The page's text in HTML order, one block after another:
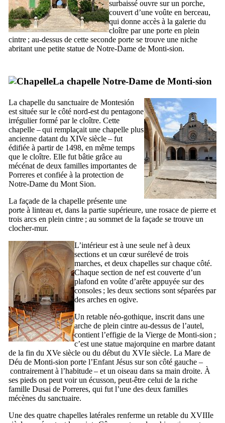
surbaissé ouvre sur un porche,
couvert d’une voûte en berceau,
qui donne accès à la galerie du
cloître par une porte en plein
cintre ; au-dessus de cette seconde porte se trouve une niche
abritant une petite statue de Notre-Dame de Monti-sion.
La chapelle Notre-Dame de Monti-sion
La chapelle du sanctuaire de Montesión
est située sur le côté nord-est du pentagone
irrégulier formé par le cloître. Cette
chapelle – qui remplaçait une chapelle plus
ancienne datant du XIVe siècle – fut
édifiée à partir de 1498, en même temps
que le cloître. Elle fut bâtie grâce au
mécénat de deux familles importantes de
Porreres et confiée à la protection de
Notre-Dame du Mont Sion.
La façade de la chapelle présente une
porte à linteau et, dans la partie supérieure, une rosace de pierre et
trois arcs en plein cintre ; au sommet de la façade se trouve un
clocher-mur.
L’intérieur est à une seule nef à deux
sections et un cœur surélevé de trois
marches, et deux chapelles sur chaque côté.
Chaque section de nef est couverte d’un
plafond en voûte d’arête appuyée sur des
consoles ; les deux sections sont séparées par
des arches en ogive.
Un retable néo-gothique, inscrit dans une
arche de plein cintre au-dessus de l’autel,
contient l’effigie de la Vierge de Monti-sion ;
c’est une statue majorquine en marbre datant
de la fin du XVe siècle ou du début du XVIe siècle. La Mare de
Déu de Monti-sion porte l’Enfant Jésus sur son côté gauche –
contrairement à l’habitude – et un oiseau dans sa main droite. À
ses pieds on peut voir un écusson, peut-être celui de la riche
famille Dusai de Porreres, qui fut l’une des deux familles
mécènes du sanctuaire.
Une des quatre chapelles latérales renferme un retable du XVIIIe